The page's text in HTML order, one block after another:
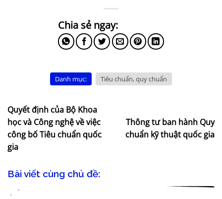
Danh mục: Tiêu chuẩn, quy chuẩn
Quyết định của Bộ Khoa
học và Công nghệ về việc
công bố Tiêu chuẩn quốc
gia
Thông tư ban hành Quy
chuẩn kỹ thuật quốc gia
Bài viết cùng chủ đề: